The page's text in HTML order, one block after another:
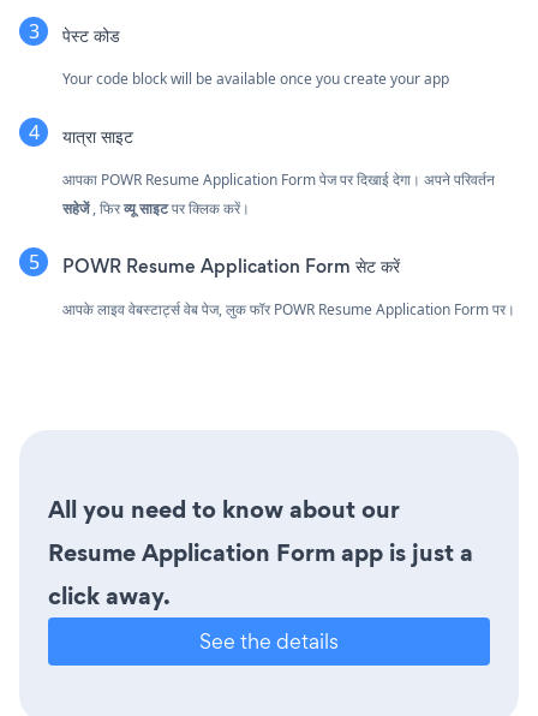
पेस्ट कोड
Your code block will be available once you create your app
यात्रा साइट
आपका POWR Resume Application Form पेज पर दिखाई देगा। अपने परिवर्तन
सहेजें, फिरव्यू साइटपर क्लिक करें।
POWR Resume Application Form सेट करें
आपके लाइव वेबस्टार्ट्स वेब पेज, लुक फॉर POWR Resume Application Form पर।
All you need to know about our
Resume Application Form app is just a
click away.
See the details